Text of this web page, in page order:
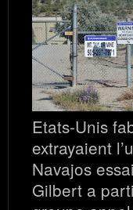
Etats-Unis
extrayaient
Navajos
Gilbert a